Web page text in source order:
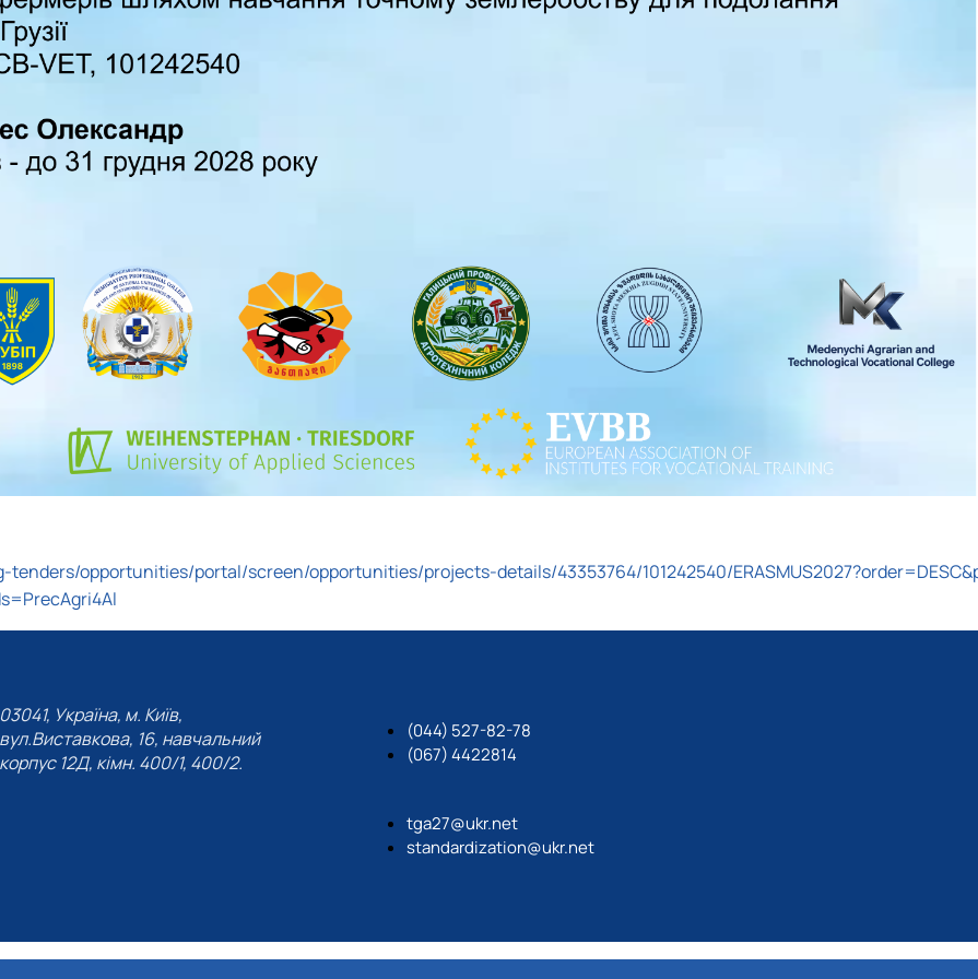
opportunities/portal/screen/opportunities/projects-details/43353764/101242540/
03041, Україна, м. Київ,
вул.Виставкова, 16, навчальний
корпус 12Д, кімн. 400/1, 400/2.
(044) 527-82-78
(067) 4422814
tga27@ukr.net
standardization@ukr.net